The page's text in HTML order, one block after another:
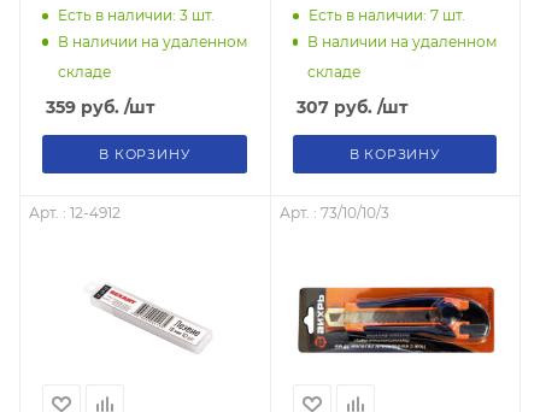
автоматический
фиксатор, Вихрь,
Есть в наличии: 3 шт.
В наличии на удаленном
складе
359 руб. /шт
В КОРЗИНУ
корпус, автоматический
фиксатор, Вихрь,
Есть в наличии: 7шт.
В наличии на удаленном
складе
307руб. /шт
В КОРЗИНУ
Арт. : 12-4912 Арт. : 73/10/10/3